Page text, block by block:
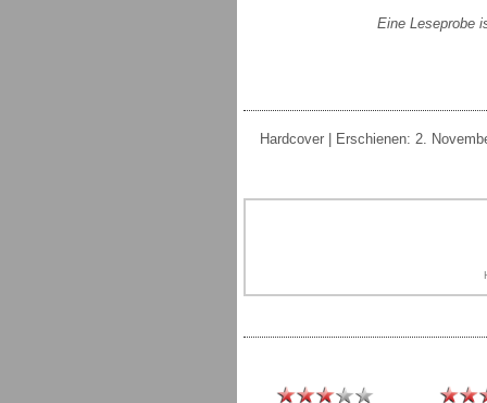
Eine Leseprobe
Hardcover | Erschienen: 2.